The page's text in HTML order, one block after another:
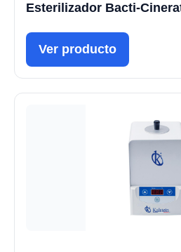
Esterilizador Bacti-
Ver producto